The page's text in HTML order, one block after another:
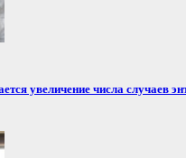
увеличение числа случаев